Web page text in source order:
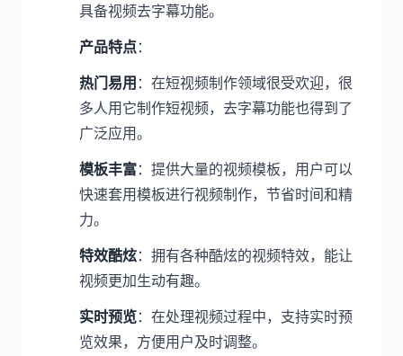
具备视频去字幕功能。
产品特点：
热门易用 ：在短视频制作领域很受欢迎，很
多人用它制作短视频，去字幕功能也得到了
广泛应用。
模板丰富：提供大量的视频模板，用户可以
快速套用模板进行视频制作，节省时间和精
力。
特效酷炫：拥有各种酷炫的视频特效，能让
视频更加生动有趣。
实时预览：在处理视频过程中，支持实时预
览效果，方便用户及时调整。